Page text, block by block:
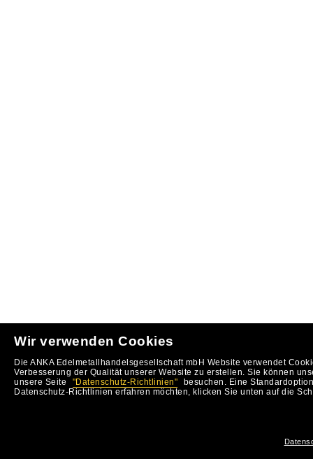
Wir verwenden Cookies
Die ANKA Edelmetallhandelsgesellschaft mbH Website verwendet
Verbesserung der Qualität unserer Website zu erstellen. Sie können
unsere Seite
"Datenschutz-Richtlinien"
besuchen. Eine
Datenschutz-Richtlinien erfahren möchten, klicken Sie unten auf die